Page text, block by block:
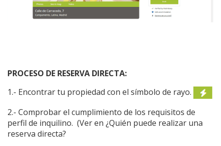
PROCESO DE RESERVA DIRECTA:
1.- Encontrar tu propiedad con el símbolo de rayo.
2.- Comprobar el cumplimiento de los requisitos de
perfil de inquilino. (Ver en ¿Quién puede realizar una
reserva directa?